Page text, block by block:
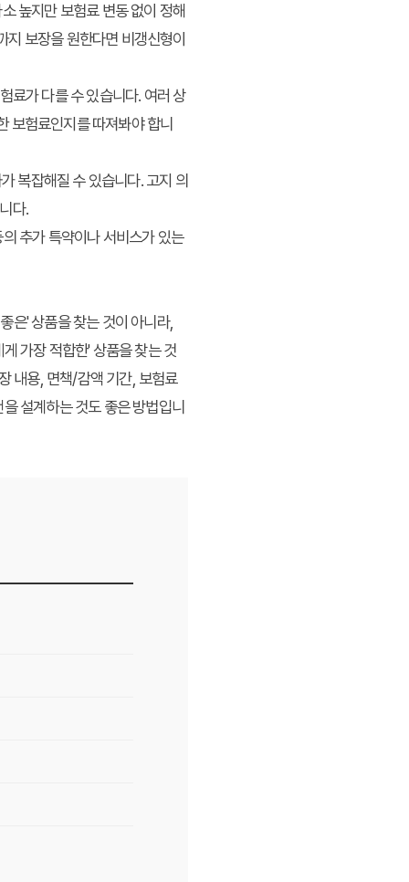
높지만 보험료 변동 없이 정해
보장을 원한다면 비갱신형이
료가 다를 수 있습니다. 여러 상
보험료인지를 따져봐야 합니
복잡해질 수 있습니다. 고지 의
다.
추가 특약이나 서비스가 있는
은' 상품을 찾는 것이 아니라,
가장 적합한' 상품을 찾는 것
내용, 면책/감액 기간, 보험료
설계하는 것도 좋은 방법입니